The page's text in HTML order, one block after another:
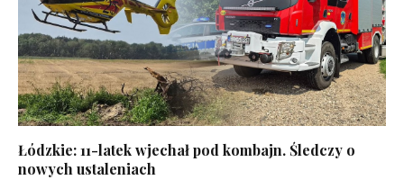
Łódzkie: 11-latek wjechał pod kombajn. Śledczy o
nowych ustaleniach